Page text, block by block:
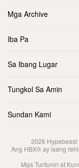
Mga Archive
Iba Pa
Sa Ibang Lugar
Tungkol Sa Amin
Sundan Kami
2026 Hypebeast
Ang HBX® ay isang
Mga Tuntunin at